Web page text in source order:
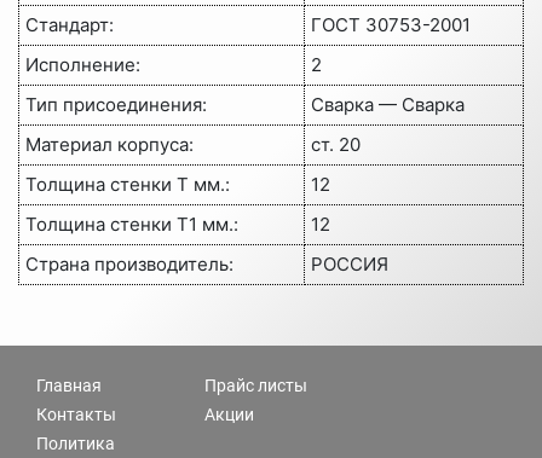
Стандарт:
ГОСТ 30753-2001
Исполнение:
2
Тип присоединения:
Сварка — Сварка
Материал корпуса:
ст. 20
Толщина стенки Т мм.:
12
Толщина стенки Т1 мм.:
12
Страна производитель:
РОССИЯ
Главная
Контакты
Политика
Прайс листы
Акции